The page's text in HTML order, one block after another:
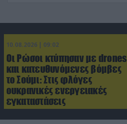
10.08.2026 | 09:02
Οι Ρώσοι κτύπησαν με drones
και κατευθυνόμενες βόμβες
το Σούμι: Στις φλόγες
ουκρανικές ενεργειακές
εγκαταστάσεις